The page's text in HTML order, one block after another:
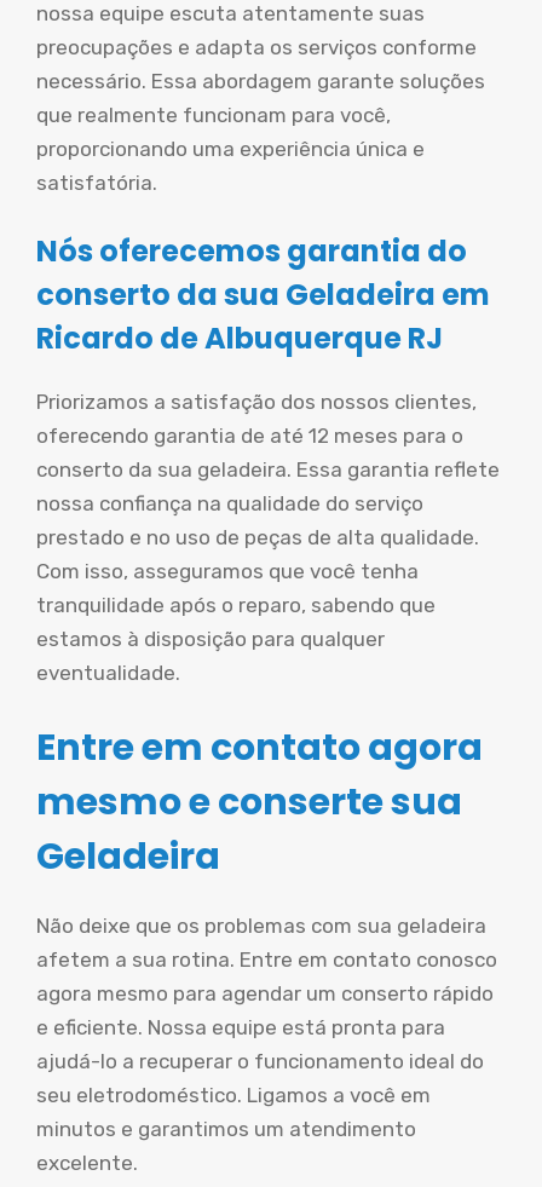
nossa equipe escuta atentamente suas
preocupações e adapta os serviços conforme
necessário. Essa abordagem garante soluções
que realmente funcionam para você,
proporcionando uma experiência única e
satisfatória.
Nós oferecemos garantia do
conserto da sua Geladeira em
Ricardo de Albuquerque RJ
Priorizamos a satisfação dos nossos clientes,
oferecendo garantia de até 12 meses para o
conserto da sua geladeira. Essa garantia reflete
nossa confiança na qualidade do serviço
prestado e no uso de peças de alta qualidade.
Com isso, asseguramos que você tenha
tranquilidade após o reparo, sabendo que
estamos à disposição para qualquer
eventualidade.
Entre em contato agora
mesmo e conserte sua
Geladeira
Não deixe que os problemas com sua geladeira
afetem a sua rotina. Entre em contato conosco
agora mesmo para agendar um conserto rápido
e eficiente. Nossa equipe está pronta para
ajudá-lo a recuperar o funcionamento ideal do
seu eletrodoméstico. Ligamos a você em
minutos e garantimos um atendimento
excelente.